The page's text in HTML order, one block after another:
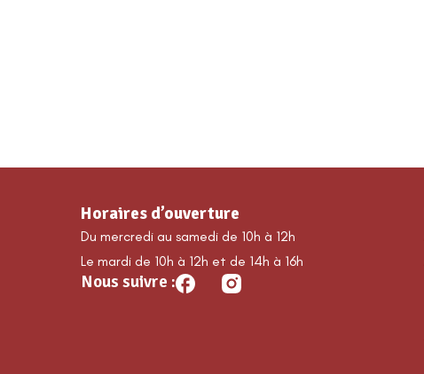
Horaires d’ouverture
Du mercredi au samedi de 10h à 12h
Le mardi de 10h à 12h et de 14h à 16h
Nous suivre :